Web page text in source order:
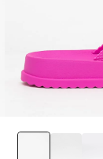
33-34